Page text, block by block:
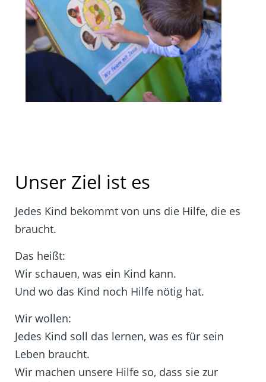
Unser Ziel ist es
Jedes Kind bekommt von uns die Hilfe, die es
braucht.
Das heißt:
Wir schauen, was ein Kind kann.
Und wo das Kind noch Hilfe nötig hat.
Wir wollen:
Jedes Kind soll das lernen, was es für sein
Leben braucht.
Wir machen unsere Hilfe so, dass sie zur